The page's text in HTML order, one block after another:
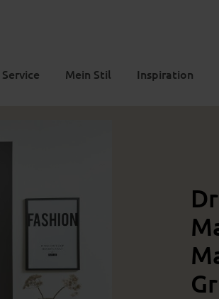
Service Mein Stil Inspiration